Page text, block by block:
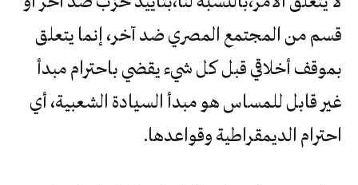
قسم من المجتمع المصري ضد آخر، إنما يتعلق
بموقف أخلاقي قبل كل شيء يقضي باحترام مبدأ
غير قابل للمساس هو مبدأ السيادة الشعبية، أي
احترام الديمقراطية وقواعدها.